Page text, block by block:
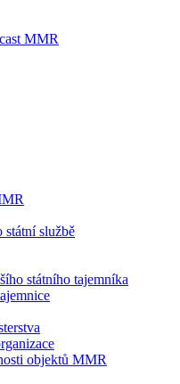
MMR
státní službě
státního tajemníka
objektů MMR